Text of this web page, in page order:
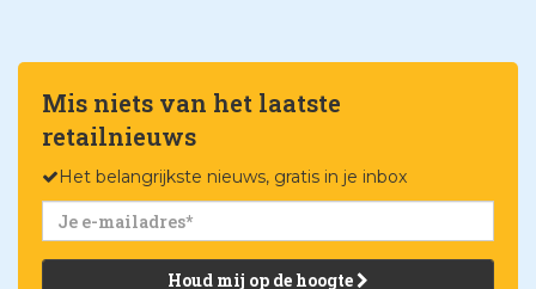
Mis niets van het laatste
retailnieuws
Het belangrijkste nieuws, gratis in je inbox
Houd mij op de hoogte